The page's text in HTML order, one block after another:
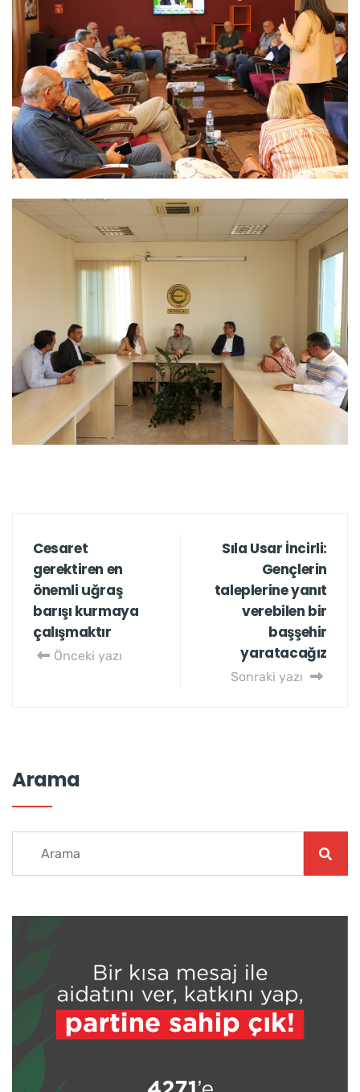
Cesaret
gerektiren en
önemli uğraş
barışı kurmaya
çalışmaktır
Önceki yazı
Sıla Usar İncirli:
Gençlerin
taleplerine yanıt
verebilen bir
başşehir
yaratacağız
Sonraki yazı
Arama